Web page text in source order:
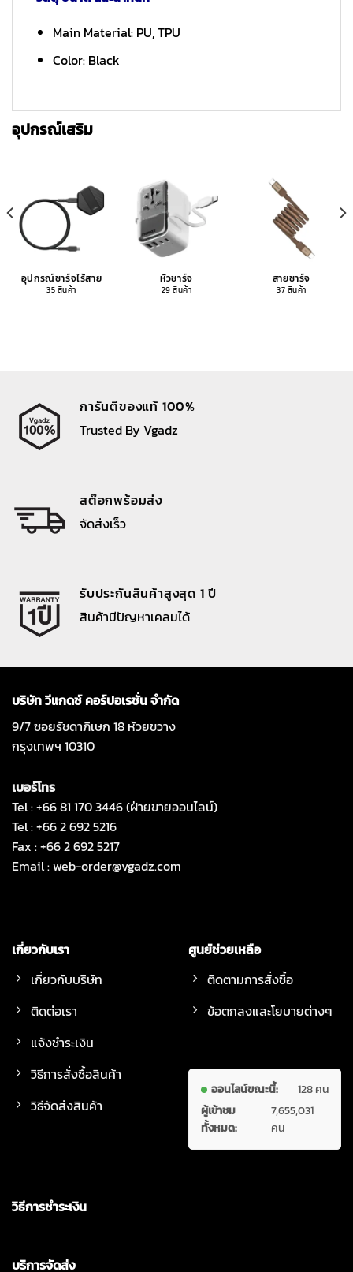
Main Material: PU, TPU
Color: Black
อุปกรณ์เสริม
อุปกรณ์ชาร์จไร้สาย
35 สินค้า
หัวชาร์จ
29 สินค้า
สายชาร์จ
37 สินค้า
การันตีของแท้ 100%
Trusted By Vgadz
สต๊อกพร้อมส่ง
จัดส่งเร็ว
รับประกันสินค้าสูงสุด 1 ปี
สินค้ามีปัญหาเคลมได้
บริษัท วีแกดซ์ คอร์ปอเรชั่น จำกัด
9/7 ซอยรัชดาภิเษก 18 ห้วยขวาง
กรุงเทพฯ 10310
เบอร์โทร
Tel : +66 81 170 3446 (ฝ่ายขายออนไลน์)
Tel : +66 2 692 5216
Fax : +66 2 692 5217
Email :web-order@vgadz.com
เกี่ยวกับเรา
เกี่ยวกับบริษัท
ติดต่อเรา
แจ้งชำระเงิน
วิธีการสั่งซื้อสินค้า
วิธีจัดส่งสินค้า
ศูนย์ช่วยเหลือ
ติดตามการสั่งซื้อ
ข้อตกลงและโยบายต่างๆ
ออนไลน์ขณะนี้:
128 คน
ผู้เข้าชม
ทั้งหมด:
7,655,031
คน
วิธีการชำระเงิน
บริการจัดส่ง